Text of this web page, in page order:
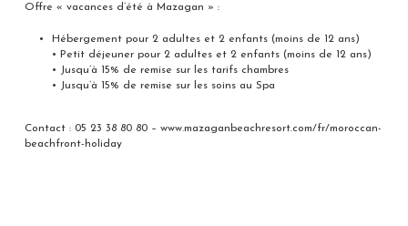
Offre « vacances d’été à Mazagan » :
Hébergement pour 2 adultes et 2 enfants (moins de 12 ans)
• Petit déjeuner pour 2 adultes et 2 enfants (moins de 12 ans)
• Jusqu’à 15% de remise sur les tarifs chambres
• Jusqu’à 15% de remise sur les soins au Spa
Contact : 05 23 38 80 80 – www.mazaganbeachresort.com/fr/moroccan-
beachfront-holiday